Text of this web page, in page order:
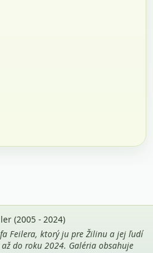
(2005 - 2024)
Feilera, ktorý ju pre Žilinu a jej ľudí
do roku 2024. Galéria obsahuje